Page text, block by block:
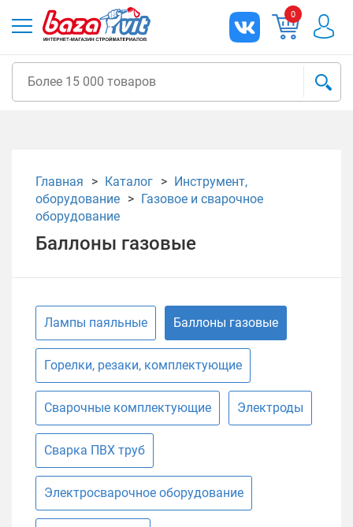
0
Главная Каталог
Инструмент,
оборудование
Газовое и сварочное
оборудование
Баллоны газовые
Лампы паяльные Баллоны газовые
Горелки, резаки, комплектующие
Сварочные комплектующие Электроды
Сварка ПВХ труб
Электросварочное оборудование